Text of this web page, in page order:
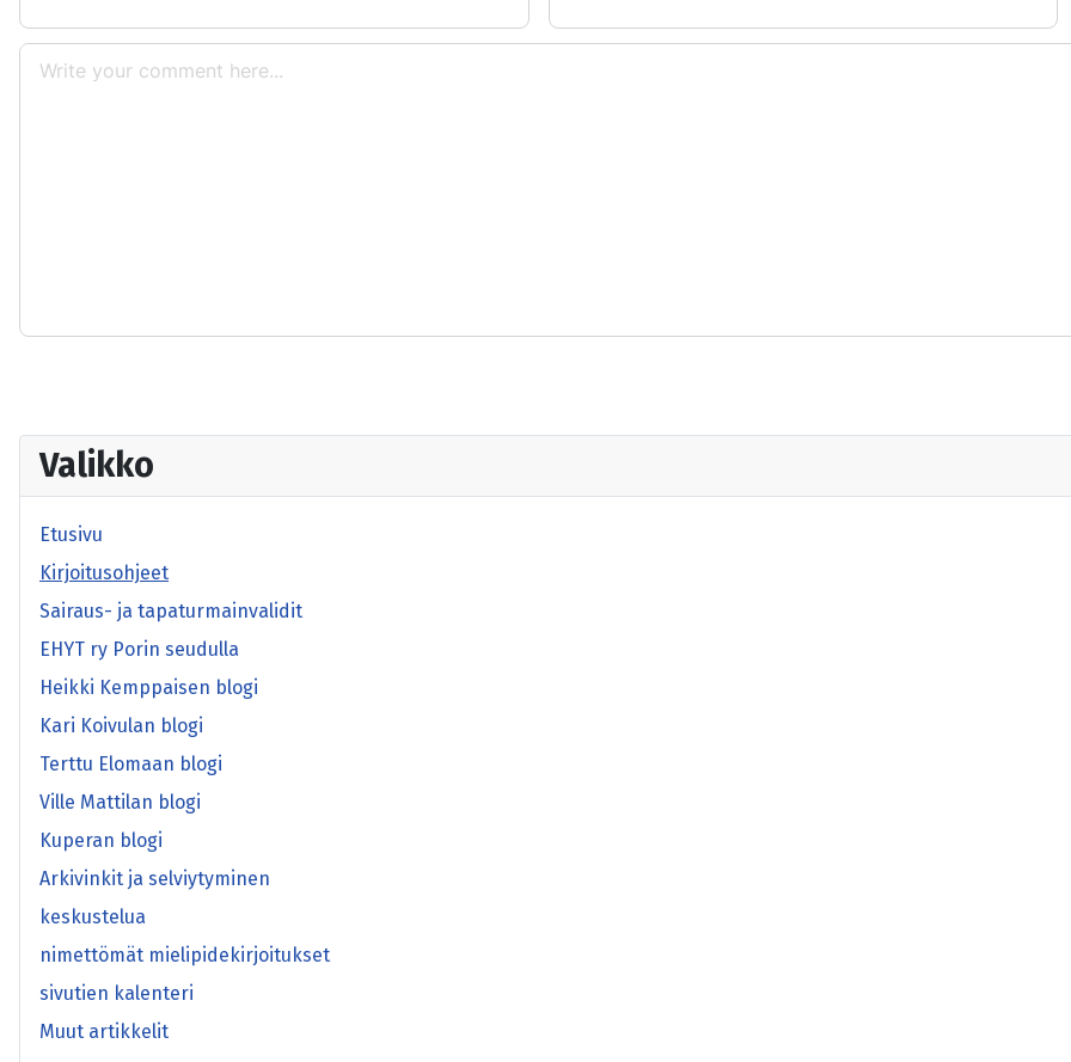
Valikko
Etusivu
Kirjoitusohjeet
Sairaus- ja tapaturmainvalidit
EHYT ry Porin seudulla
Heikki Kemppaisen blogi
Kari Koivulan blogi
Terttu Elomaan blogi
Ville Mattilan blogi
Kuperan blogi
Arkivinkit ja selviytyminen
keskustelua
nimettömät mielipidekirjoitukset
sivutien kalenteri
Muut artikkelit